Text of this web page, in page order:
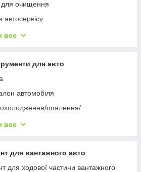
ножімашина
машинки
для очищення
aвтocepвіcу
підставки
Паяльники
обладнання та комплектуючі
/ поперечні балки / крани
обладнання
талі
все
для авто
автомобіля
опалення/
все
для вантажного авто
для ходової частини вантажного